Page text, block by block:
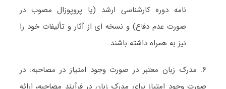
نامه دوره کارشناسی ارشد (یا پروپوزال مصوب در
صورت عدم دفاع) و نسخه ای از آثار و تألیفات خود را
نیز به همراه داشته باشند.
۶. مدرک زبان معتبر در صورت وجود امتیاز در مصاحبه: در
صورت وجود امتیاز برای مدرک زبان در فرآیند مصاحبه، ارائه